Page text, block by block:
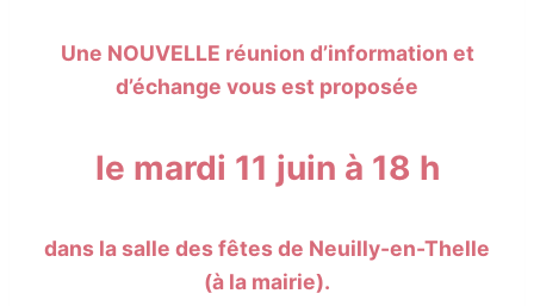
Une NOUVELLE réunion d’information et
d’échange vous est proposée
le mardi 11 juin à 18 h
dans la salle des fêtes de Neuilly-en-Thelle
(à la mairie).